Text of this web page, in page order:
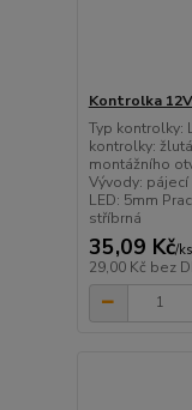
Kontrolka
Typ kontrolky:
kontrolky:
montážního
Vývody:
LED: 5mm
stříbrná
35,09 Kč/ks
29,00 Kč bez